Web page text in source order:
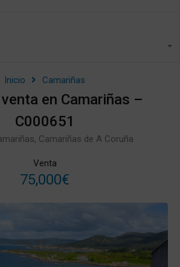
Inicio Camariñas
en Camariñas –
C000651
Camariñas de A Coruña
Venta
75,000€